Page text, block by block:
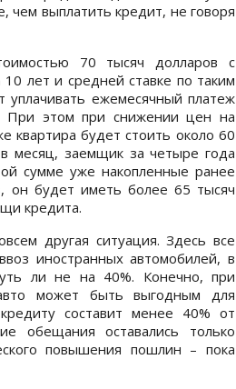
чем выплатить кредит, не говоря
70 тысяч долларов с
лет и средней ставке по таким
ежемесячный платеж
При этом при снижении цен на
квартира будет стоить около 60
месяц, заемщик за четыре года
сумме уже накопленные ранее
он будет иметь более 65 тысяч
кредита.
другая ситуация. Здесь все
иностранных автомобилей, в
ли не на 40%. Конечно, при
может быть выгодным для
составит менее 40% от
обещания оставались только
повышения пошлин – пока